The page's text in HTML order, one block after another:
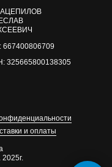
325665800138305
и оплаты